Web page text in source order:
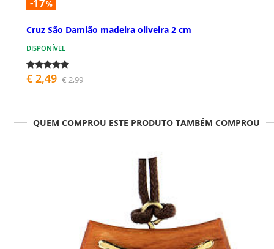
%
Cruz São Damião madeira oliveira 2 cm
DISPONÍVEL
€ 2,49 € 2,99
QUEM COMPROU ESTE PRODUTO TAMBÉM COMPROU